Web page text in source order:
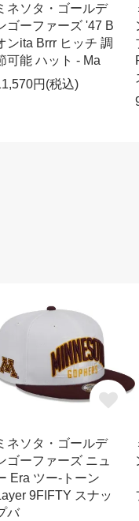
ネソタ・ゴールデ
ゴーファーズ '47 B
ンita Brrr ヒッチ 調
可能 ハット - Ma
円(税込)
ネソタ・ゴールデ
ゴーファーズ ニュ
Era ツー-トーン
9FIFTY スナッ
バ